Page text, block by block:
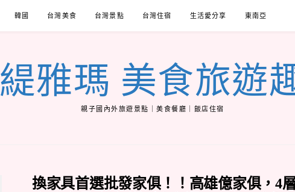
韓國 台灣美食 台灣景點 台灣住宿 生活愛分享 東南亞
緹雅瑪 美食旅遊
親子國內外旅遊景點｜美食餐廳｜飯店住宿
換家具首選批發家俱！！高雄億家俱，4